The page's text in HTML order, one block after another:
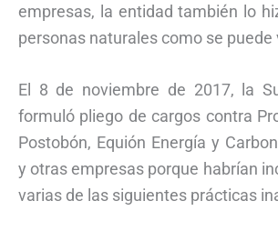
empresas, la entidad también lo
personas naturales como se puede
El 8 de noviembre de 2017, la
formuló pliego de cargos contra
Postobón, Equión Energía y
y otras empresas porque habrían
varias de las siguientes prácticas